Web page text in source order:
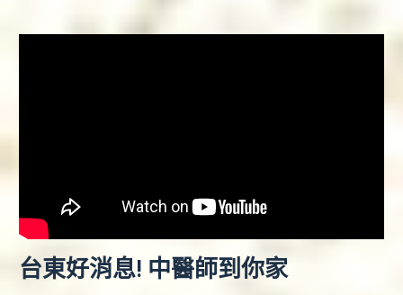
台東好消息! 中醫師到你家